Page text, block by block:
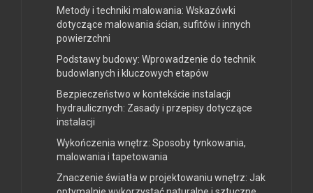
Metody i techniki malowania: Wskazówki
dotyczące malowania ścian, sufitów i innych
powierzchni
Podstawy budowy: Wprowadzenie do technik
budowlanych i kluczowych etapów
Bezpieczeństwo w kontekście instalacji
hydraulicznych: Zasady i przepisy dotyczące
instalacji
Wykończenia wnętrz: Sposoby tynkowania,
malowania i tapetowania
Znaczenie światła w projektowaniu wnętrz: Jak